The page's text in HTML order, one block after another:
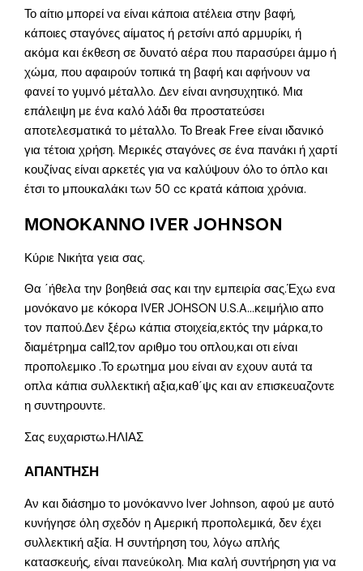
Το αίτιο μπορεί να είναι κάποια ατέλεια στην βαφή,
κάποιες σταγόνες αίματος ή ρετσίνι από αρμυρίκι, ή
ακόμα και έκθεση σε δυνατό αέρα που παρασύρει άμμο ή
χώμα, που αφαιρούν τοπικά τη βαφή και αφήνουν να
φανεί το γυμνό μέταλλο. Δεν είναι ανησυχητικό. Μια
επάλειψη με ένα καλό λάδι θα προστατεύσει
αποτελεσματικά το μέταλλο. Το Break Free είναι ιδανικό
για τέτοια χρήση. Μερικές σταγόνες σε ένα πανάκι ή χαρτί
κουζίνας είναι αρκετές για να καλύψουν όλο το όπλο και
έτσι το μπουκαλάκι των 50 cc κρατά κάποια χρόνια.
ΜΟΝΟΚΑΝΝΟ IVER JOHNSON
Κύριε Νικήτα γεια σας.
Θα ΄ήθελα την βοηθειά σας και την εμπειρία σας.Έχω ενα
μονόκανο με κόκορα IVER JOHSON U.S.A…κειμήλιο απο
τον παπού.Δεν ξέρω κάπια στοιχεία,εκτός την μάρκα,το
διαμέτρημα cal12,τον αριθμο του οπλου,και οτι είναι
προπολεμικο .Το ερωτημα μου είναι αν εχουν αυτά τα
οπλα κάπια συλλεκτική αξια,καθ΄ψς και αν επισκευαζοντε
η συντηρουντε.
Σας ευχαριστω.ΗΛΙΑΣ
ΑΠΑΝΤΗΣΗ
Αν και διάσημο το μονόκαννο Iver Johnson, αφού με αυτό
κυνήγησε όλη σχεδόν η Αμερική προπολεμικά, δεν έχει
συλλεκτική αξία. Η συντήρηση του, λόγω απλής
κατασκευής, είναι πανεύκολη. Μια καλή συντήρηση για να